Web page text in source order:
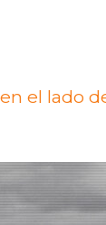
el lado